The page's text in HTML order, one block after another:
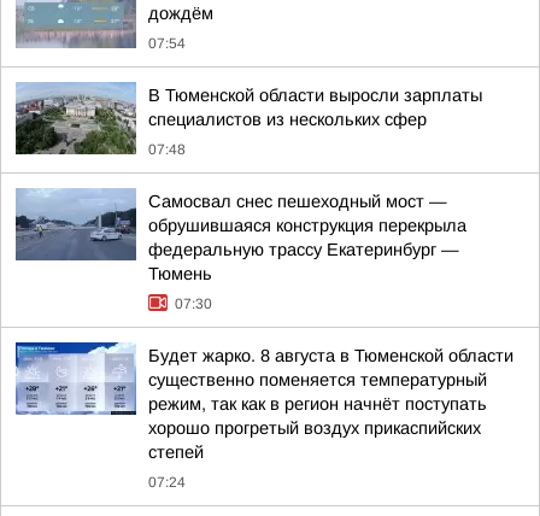
дождём
07:54
В Тюменской области выросли зарплаты
специалистов из нескольких сфер
07:48
Самосвал снес пешеходный мост —
обрушившаяся конструкция перекрыла
федеральную трассу Екатеринбург —
Тюмень
07:30
Будет жарко. 8 августа в Тюменской области
существенно поменяется температурный
режим, так как в регион начнёт поступать
хорошо прогретый воздух прикаспийских
степей
07:24